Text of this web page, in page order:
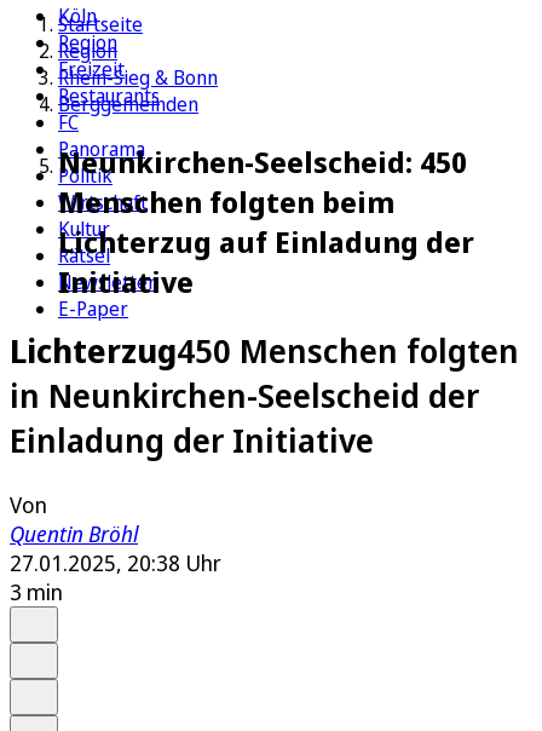
Köln
Region
Freizeit
Restaurants
FC
Panorama
Politik
Wirtschaft
Kultur
Rätsel
Newsletter
E-Paper
Startseite
Region
Rhein-Sieg & Bonn
Berggemeinden
Neunkirchen-Seelscheid: 450
Menschen folgten beim
Lichterzug auf Einladung der
Initiative
Lichterzug450 Menschen folgten
in Neunkirchen-Seelscheid der
Einladung der Initiative
Von
Quentin Bröhl
27.01.2025, 20:38 Uhr
3 min